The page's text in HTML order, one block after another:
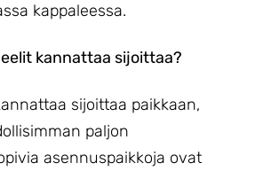
kappaleessa.
kannattaa sijoittaa?
sijoittaa paikkaan,
paljon
asennuspaikkoja ovat